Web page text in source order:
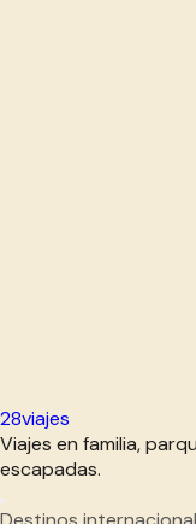
28viajes
Viajes en familia,
escapadas.